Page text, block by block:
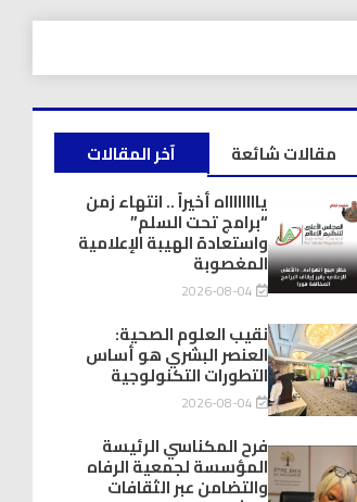
آخر المقالات
مقالات شائعة
يااااااااه أخيراً .. انتهاء زمن
“برامج تحت السلم”
واستعادة الهيبة الإعلامية
المغصوبة
2026-08-04
نقيب العلوم الصحية:
العنصر البشري هو أساس
التطورات التكنولوجية
2026-08-04
فرح المكناسي الرئيسة
المؤسسة لجمعية الرفاه
والتضامن عبر الثقافات